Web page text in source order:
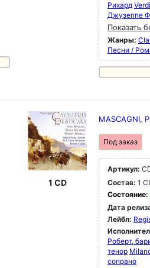
Рихард
Джузеппе
Показать
Жанры:
Песни /
1 CD
MASCAGNI,
Под заказ
Артикул:
Состав: 1
Состояние:
Дата
Лейбл:
Роберт,
тенор
сопрано